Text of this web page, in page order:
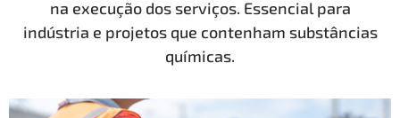
na execução dos serviços. Essencial para
indústria e projetos que contenham substâncias
químicas.